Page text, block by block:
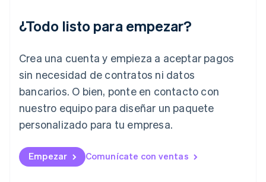
¿Todo listo para empezar?
Crea una cuenta y empieza a aceptar pagos
sin necesidad de contratos ni datos
bancarios. O bien, ponte en contacto con
nuestro equipo para diseñar un paquete
personalizado para tu empresa.
Empezar Comunícate con ventas
Letonia
English
Deutsch English
Lituania
English
Luxemburgo
FrançaisDeutsch English
English 简体中文
English
México